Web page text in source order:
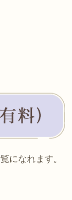
になれます。